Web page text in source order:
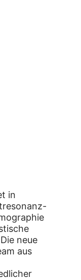
in
neue
aus